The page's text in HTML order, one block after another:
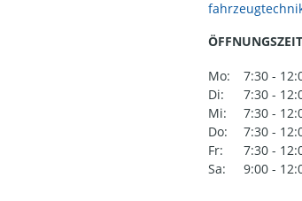
Mo:
7:30 -
Di:
7:30 -
Mi:
7:30 -
Do:
7:30 -
Fr:
7:30 -
Sa:
9:00 -